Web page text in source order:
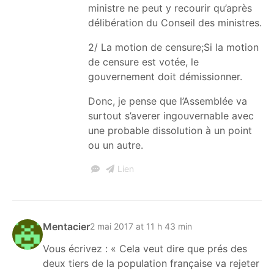
ministre ne peut y recourir qu’après
délibération du Conseil des ministres.
2/ La motion de censure;Si la motion
de censure est votée, le
gouvernement doit démissionner.
Donc, je pense que l’Assemblée va
surtout s’averer ingouvernable avec
une probable dissolution à un point
ou un autre.
Lien
Mentacier2 mai 2017 at 11 h 43 min
Vous écrivez : « Cela veut dire que prés des
deux tiers de la population française va rejeter